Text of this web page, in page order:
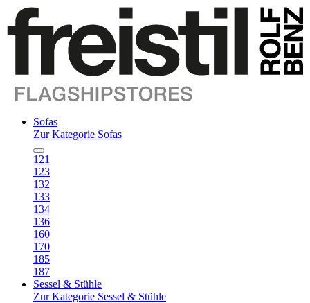
Sofas
Zur Kategorie Sofas
121
123
132
133
134
136
160
170
185
187
Sessel & Stühle
Zur Kategorie Sessel & Stühle